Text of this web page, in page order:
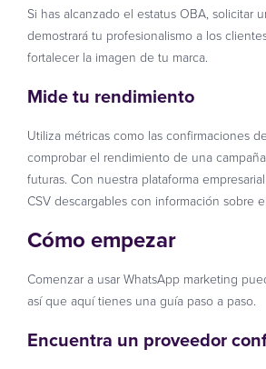
Si has alcanzado el estatus OBA, solicitar
demostrará tu profesionalismo a los
fortalecer la imagen de tu marca.
Mide tu rendimiento
Utiliza métricas como las confirmaciones
comprobar el rendimiento de una
futuras. Con nuestra plataforma
CSV descargables con información sobre
Cómo empezar
Comenzar a usar WhatsApp marketing
así que aquí tienes una guía paso a paso.
Encuentra un proveedor